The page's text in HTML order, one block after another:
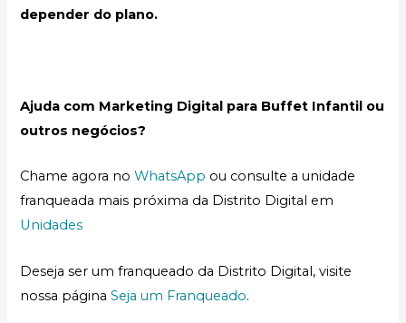
depender do plano.
Ajuda com Marketing Digital para Buffet Infantil ou
outros negócios?
Chame agora noWhatsApp ou consulte a unidade
franqueada mais próxima da Distrito Digital em
Unidades
Deseja ser um franqueado da Distrito Digital, visite
nossa páginaSeja um Franqueado.